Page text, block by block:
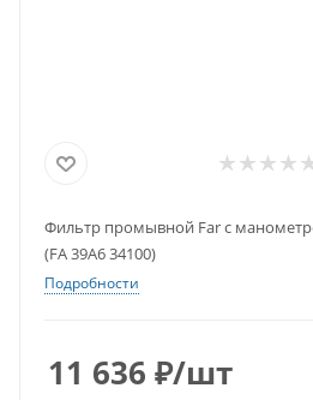
Фильтр промывной Far с
(FA 39A6 34100)
Подробности
11 636 ₽/шт